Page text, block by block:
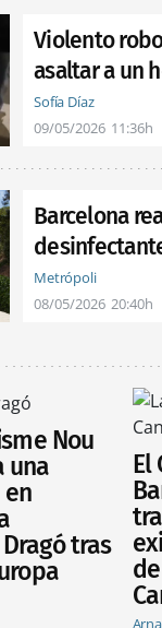
Violento
asaltar a un
Sofía Díaz
09/05/2026 11:36h
Barcelona
Metrópoli
08/05/2026 20:40h
Nou
una
tras
El